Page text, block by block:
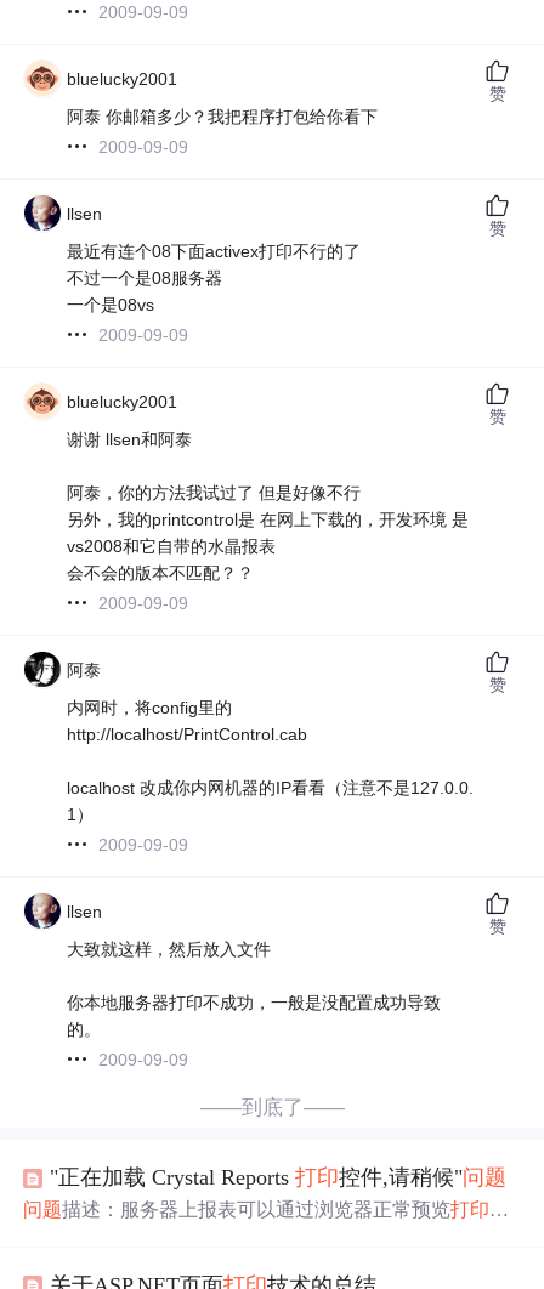
2009-09-09
bluelucky2001
阿泰 你邮箱多少？我把程序打包给你看下
2009-09-09
赞
llsen
最近有连个08下面activex打印不行的了
不过一个是08服务器
一个是08vs
2009-09-09
赞
bluelucky2001
谢谢 llsen和阿泰
阿泰，你的方法我试过了 但是好像不行
另外，我的printcontrol是 在网上下载的，开发环境 是
vs2008和它自带的水晶报表
会不会的版本不匹配？？
2009-09-09
赞
阿泰
内网时，将config里的
http://localhost/PrintControl.cab
localhost 改成你内网机器的IP看看（注意不是127.0.0.
1）
2009-09-09
赞
llsen
大致就这样，然后放入文件
你本地服务器打印不成功，一般是没配置成功导致
的。
2009-09-09
赞
——到底了——
"正在加载 Crystal Reports打印控件,请稍候"问题
问题描述：服务器上报表可以通过浏览器正常预览打印，